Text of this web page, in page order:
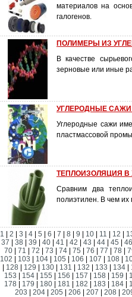
материалов на
галогенов.
ПОЛИМЕРЫ ИЗ
В качестве
зерновые или иные
УГЛЕРОДНЫЕ
Углеродные сажи
пластмассовой
ТЕПЛОИЗОЛЯЦИЯ В
Сравним два
полиэтилен. В чем их
1 2 3 4 5 6 7 8 9 10 11 12
37
|38 |39 |40 |41 |42 |43 |44 |45 |
70
71 72 73 74 75 76 77 78
102
103 104 105 106 107 108
128 129 130 131 132 133 134
153
154 155 156 157 158 159
178
179 180 181 182 183 184
203
|204 |205 |206 |207 |208 |